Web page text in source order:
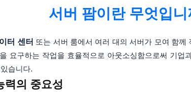
서버 팜이란 무엇입니
터 센터 또는 서버 룸에서 여러 대의 서버가 모여 함께
요구하는 작업을 효율적으로 아웃소싱함으로써 기업
습니다.
력의 중요성